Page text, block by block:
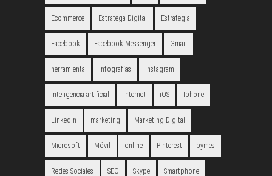
Ecommerce Estratega Digital Estrategia
Facebook Facebook Messenger Gmail
herramienta infografías Instagram
inteligencia artificial Internet iOS Iphone
LinkedIn marketing Marketing Digital
Microsoft Móvil online Pinterest pymes
Redes Sociales SEO Skype Smartphone